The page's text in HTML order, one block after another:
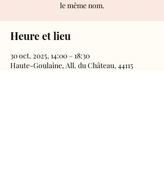
le même nom.
Heure et lieu
30 oct. 2025, 14:00 – 18:30
Haute-Goulaine, All. du Château, 44115